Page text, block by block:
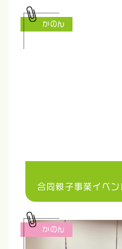
合同親子事業イベ
かのん
かのん